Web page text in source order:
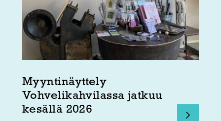
Myyntinäyttely
Vohvelikahvilassa jatkuu
kesällä 2026